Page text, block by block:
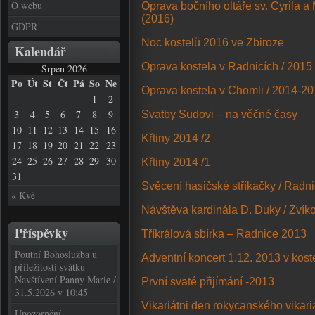
O webu
GDPR
Kalendář
Srpen 2026
Po Út St Čt Pá So Ne
1
2
3
4 5 6 7 8
9
10 11 12 13 14 15
16
17 18 19 20 21 22 23
24 25 26 27 28 29 30
31
« Kvě
Příspěvky
Poutní Bohoslužba u
příležitosti svátku
Navštívení Panny Marie /
31.5.2026 v 10:45
Oprava bočního oltáře sv. Cyrila
(2016)
Noc kostelů 2016 ve Zbiroze
Oprava kostela v Radnicích / 2015
Oprava kostela v Chomli / 2014-
Svatby Sudovi – na věčné časy
Křtiny 2014 /2
Křtiny 2014 /1
Svěcení hasičské stříkačky /
Návštěva kardinála D. Duky /
Tříkrálová sbírka – Radnice 2013
Adventní koncert 1.12. 2013 v
První svaté přijímání -2013
Vikariátni den rokycanského